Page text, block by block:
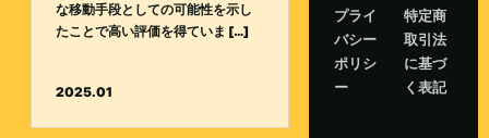
な移動手段としての可能性を示し
たことで高い評価を得ていま […]
2025.01
プライ
バシー
ポリシ
ー
特定商
取引法
に基づ
く表記